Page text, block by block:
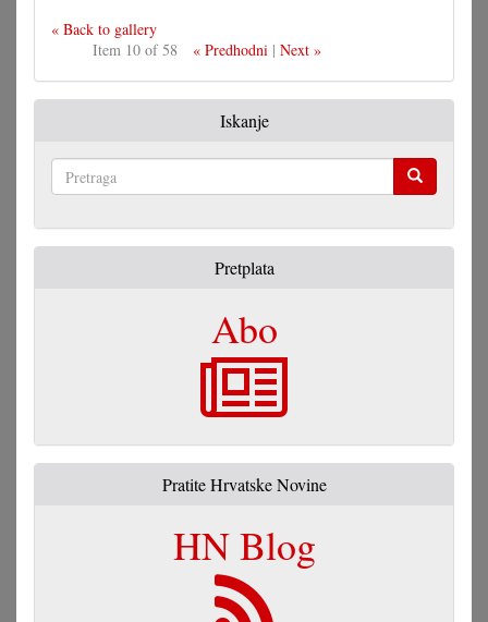
« Back to gallery
Item 10 of 58
« Predhodni| Next »
Iskanje
Pretplata
Abo
Pratite Hrvatske Novine
HN Blog